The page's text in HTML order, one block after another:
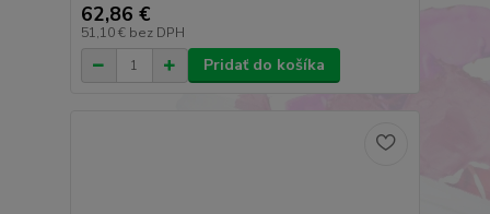
62,86 €
51,10 € bez DPH
Pridať do košíka